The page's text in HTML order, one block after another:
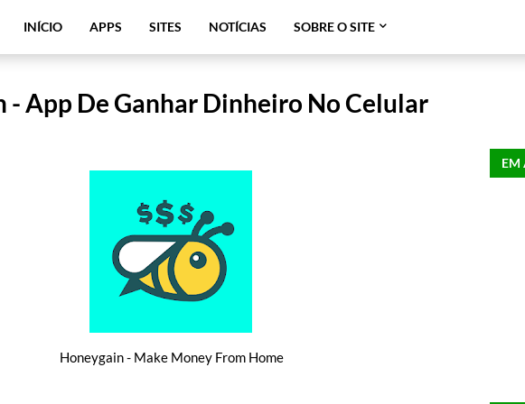
INÍCIO APPS SITES NOTÍCIAS SOBRE O SITE
- App De Ganhar Dinheiro No Celular
Honeygain - Make Money From Home
EM